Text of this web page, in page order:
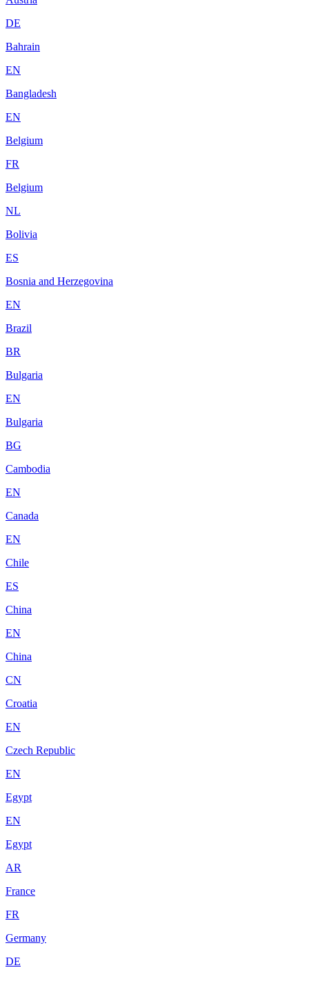
DE
Bahrain
EN
Bangladesh
EN
Belgium
FR
Belgium
NL
Bolivia
ES
Bosnia and Herzegovina
EN
Brazil
BR
Bulgaria
EN
Bulgaria
BG
Cambodia
EN
Canada
EN
Chile
ES
China
EN
China
CN
Croatia
EN
Czech Republic
EN
Egypt
EN
Egypt
AR
France
FR
Germany
DE